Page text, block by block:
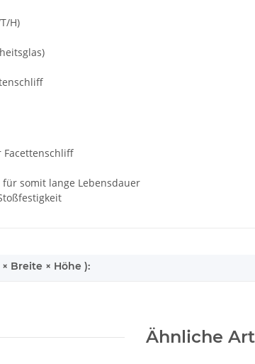
H)
Facettenschliff
somit lange Lebensdauer
Breite × Höhe ):
Ähnliche